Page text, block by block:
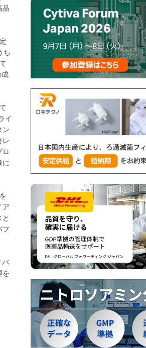
品
ち
成
イ
ン
レ
ロ
に
ア
フ
バ
を